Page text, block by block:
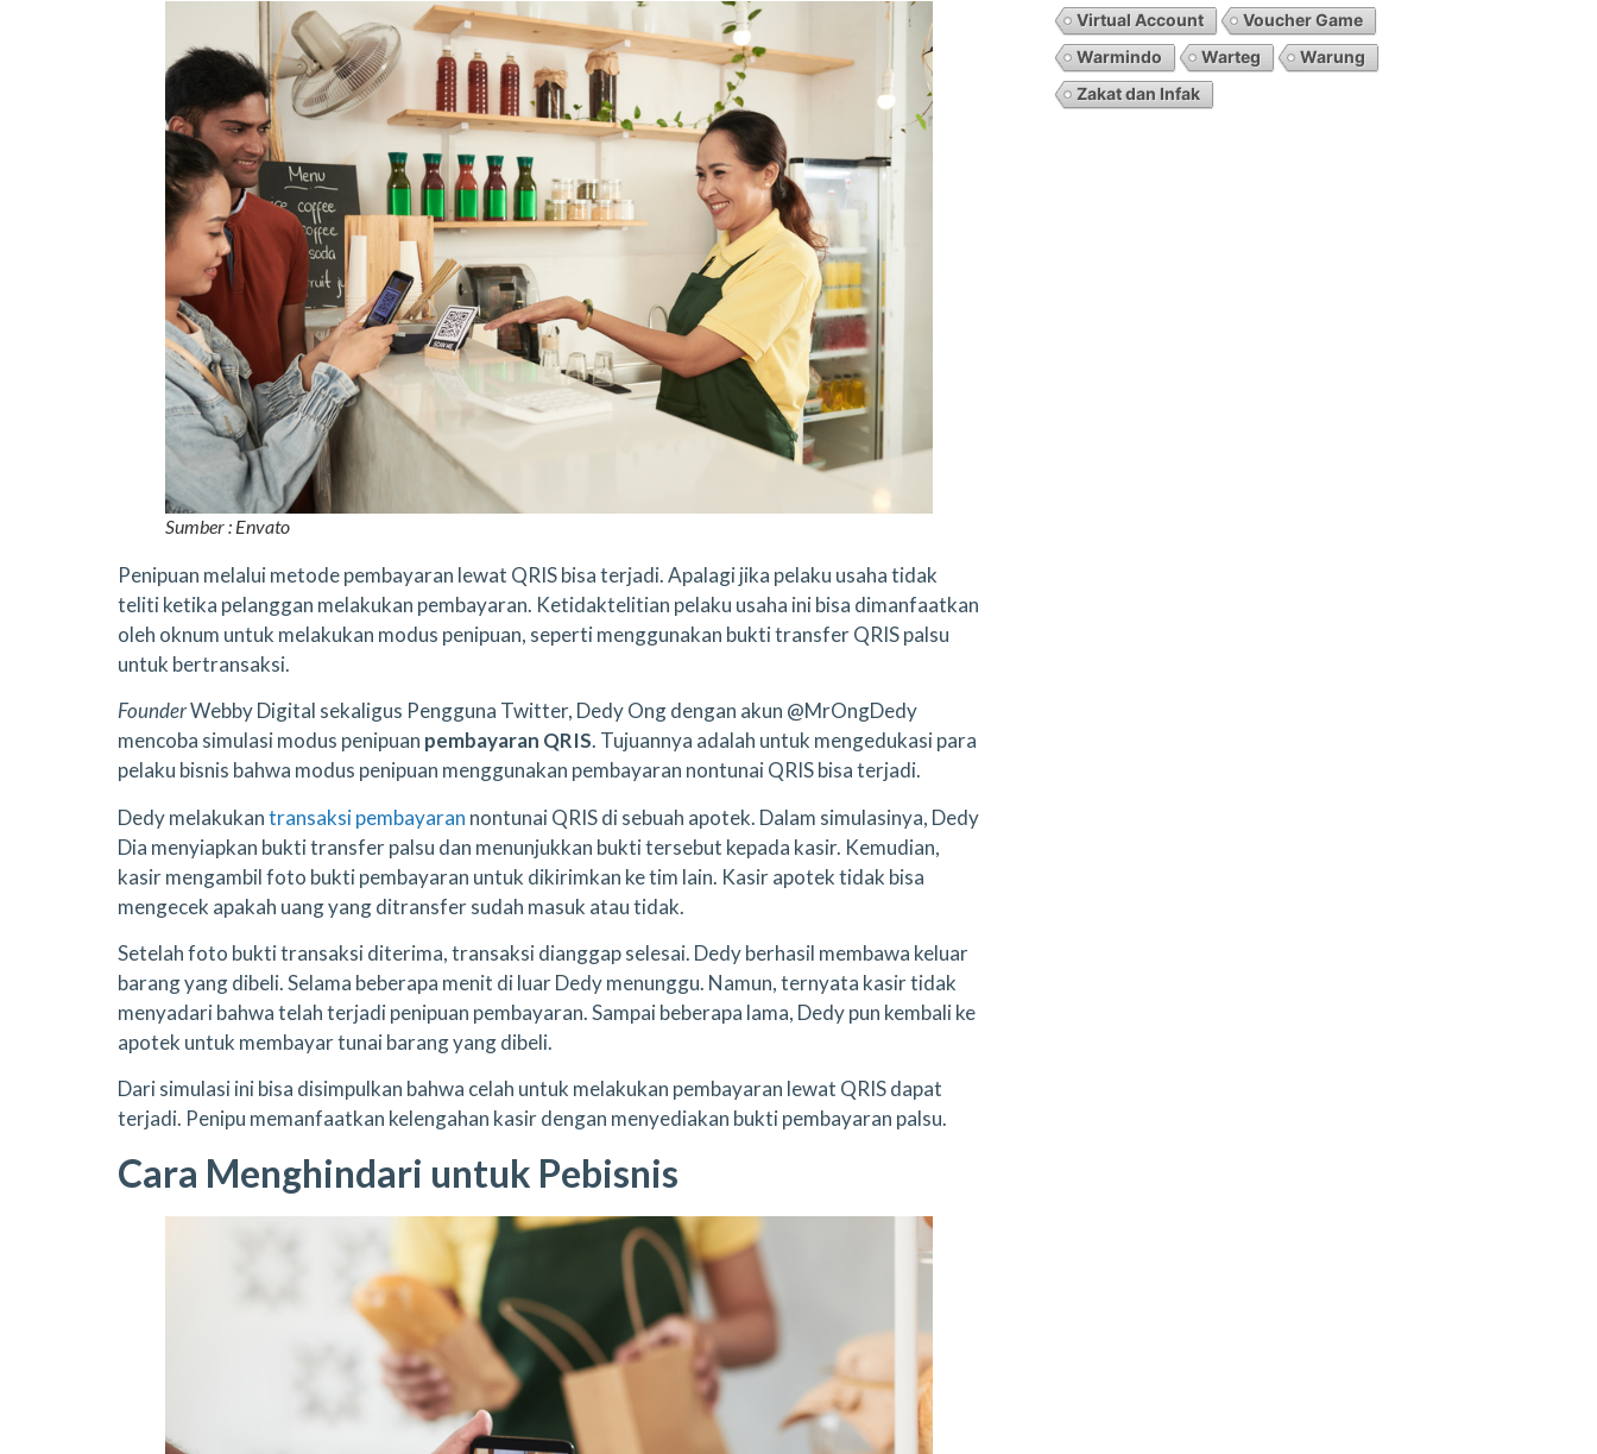
Sumber : Envato
Penipuan melalui metode pembayaran lewat QRIS bisa terjadi. Apalagi jika pelaku usaha tidak
teliti ketika pelanggan melakukan pembayaran. Ketidaktelitian pelaku usaha ini bisa dimanfaatkan
oleh oknum untuk melakukan modus penipuan, seperti menggunakan bukti transfer QRIS palsu
untuk bertransaksi.
FounderWebby Digital sekaligus Pengguna Twitter, Dedy Ong dengan akun @MrOngDedy
mencoba simulasi modus penipuan pembayaran QRIS. Tujuannya adalah untuk mengedukasi para
pelaku bisnis bahwa modus penipuan menggunakan pembayaran nontunai QRIS bisa terjadi.
Dedy melakukantransaksi pembayaran nontunai QRIS di sebuah apotek. Dalam simulasinya, Dedy
Dia menyiapkan bukti transfer palsu dan menunjukkan bukti tersebut kepada kasir. Kemudian,
kasir mengambil foto bukti pembayaran untuk dikirimkan ke tim lain. Kasir apotek tidak bisa
mengecek apakah uang yang ditransfer sudah masuk atau tidak.
Setelah foto bukti transaksi diterima, transaksi dianggap selesai. Dedy berhasil membawa keluar
barang yang dibeli. Selama beberapa menit di luar Dedy menunggu. Namun, ternyata kasir tidak
menyadari bahwa telah terjadi penipuan pembayaran. Sampai beberapa lama, Dedy pun kembali ke
apotek untuk membayar tunai barang yang dibeli.
Dari simulasi ini bisa disimpulkan bahwa celah untuk melakukan pembayaran lewat QRIS dapat
terjadi. Penipu memanfaatkan kelengahan kasir dengan menyediakan bukti pembayaran palsu.
Cara Menghindari untuk Pebisnis
Virtual Account
Voucher Game
Warmindo
Warteg
Warung
Zakat dan Infak